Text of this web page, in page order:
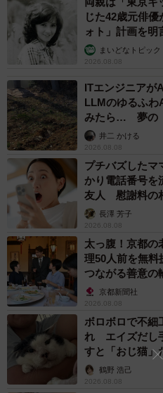
じた42歳元俳
ォト」計画を
む」まいどなトピック
2026.08.08
ITエンジニア
LLMのゆるふわ
みたら… 夢の
るか井二 かける
2026.08.08
プチバズした
かり電話番号を
友人 慰謝料の
解説】長澤 芳子
2026.08.08
太っ腹！京都の
理50人前を無
つながる善意の
京都新聞社
2026.08.08
ボロボロで不細
れ エイズだし
すと「おじ猫」
鶴野 浩己
2026.08.08